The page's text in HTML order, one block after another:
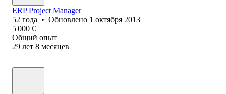
ERP Project Manager
52 года • Обновлено 1 октября 2013
5 000 €
Общий опыт
29 лет 8 месяцев